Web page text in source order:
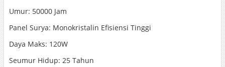
Umur: 50000 Jam
Panel Surya: Monokristalin Efisiensi Tinggi
Daya Maks: 120W
Seumur Hidup: 25 Tahun